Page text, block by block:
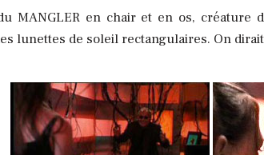
MANGLER en chair et en os, créature
lunettes de soleil rectangulaires. On